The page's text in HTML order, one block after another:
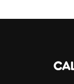
Quello che